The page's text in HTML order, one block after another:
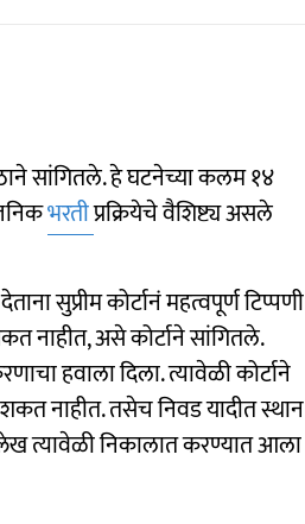
सांगितले. हे घटनेच्या कलम १४
भरतीप्रक्रियेचे वैशिष्ट्य असले
सुप्रीम कोर्टानं महत्वपूर्ण टिप्पणी
नाहीत, असे कोर्टाने सांगितले.
हवाला दिला. त्यावेळी कोर्टाने
नाहीत. तसेच निवड यादीत स्थान
त्यावेळी निकालात करण्यात आला